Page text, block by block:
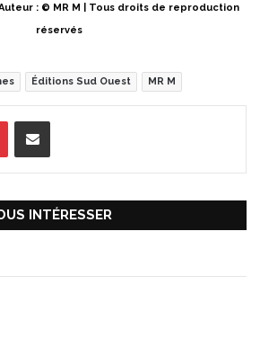
: © MR M | Tous droits de reproduction
réservés
Éditions Sud Ouest MR M
INTÉRESSER